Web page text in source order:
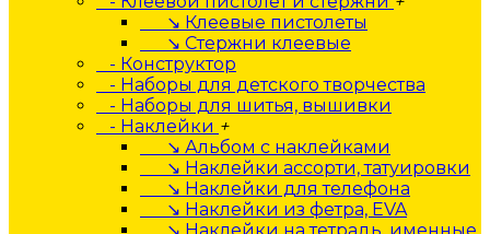
↘ Клеевые пистолеты
↘ Стержни клеевые
- Конструктор
- Наборы для детского творчества
- Наборы для шитья, вышивки
- Наклейки +
↘ Альбом с наклейками
↘ Наклейки ассорти, татуировки
↘ Наклейки для телефона
↘ Наклейки из фетра, EVA